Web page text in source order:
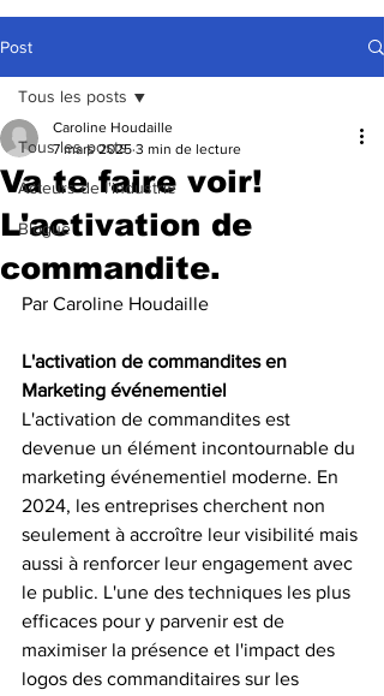
Post
Tous les posts
Acteurs de l'industrie
Blogue
Tous les posts
Va te faire voir!
L'activation de
commandite.
Caroline Houdaille
7 mars 2025 3 min de lecture
Par Caroline Houdaille
L'activation de commandites en
Marketing événementiel
L'activation de commandites est
devenue un élément incontournable du
marketing événementiel moderne. En
2024, les entreprises cherchent non
seulement à accroître leur visibilité mais
aussi à renforcer leur engagement avec
le public. L'une des techniques les plus
efficaces pour y parvenir est de
maximiser la présence et l'impact des
logos des commanditaires sur les